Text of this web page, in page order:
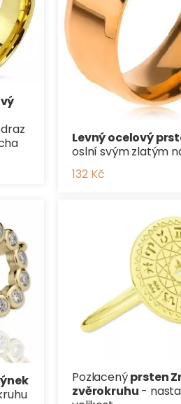
Levný ocelový
oslní svým zlatým
132 Kč
Pozlacenýprsten
zvěrokruhu -